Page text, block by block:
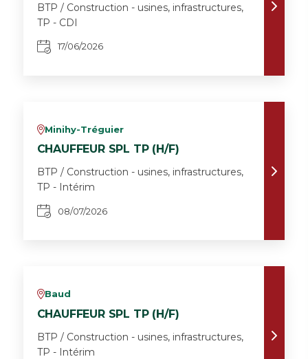
BTP / Construction - usines, infrastructures,
TP - CDI
17/06/2026
vMinihy-Tréguier
CHAUFFEUR SPL TP (H/F)
BTP / Construction - usines, infrastructures,
TP - Intérim
08/07/2026
vBaud
CHAUFFEUR SPL TP (H/F)
BTP / Construction - usines, infrastructures,
TP - Intérim